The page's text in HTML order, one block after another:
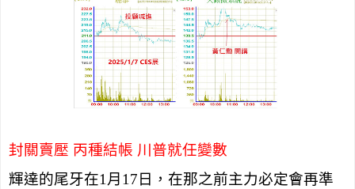
封關賣壓 丙種結帳 川普就任變數
輝達的尾牙在1 月 17 日，在那之前主力必定會再準